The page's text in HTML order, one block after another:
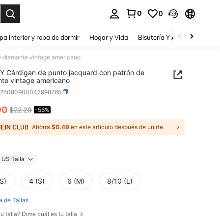
0 0
interior y ropa de dormir Hogar y Vida Bisutería Y Accesorios
diamante vintage americano
Cárdigan de punto jacquard con patrón de
vintage americano
AND AVAILABILITY
$22.29 -56%
Ahorra $0.49 en este artículo después de unirte.
US Talla
4 (S) 6 (M) 8/10 (L)
de Tallas
talla? Dime cuál es tu talla